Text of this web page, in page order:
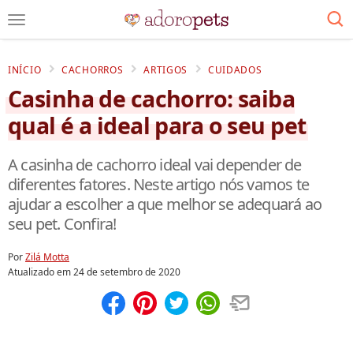
INÍCIO CACHORROS ARTIGOS CUIDADOS
Casinha de cachorro: saiba
qual é a ideal para o seu pet
A casinha de cachorro ideal vai depender de
diferentes fatores. Neste artigo nós vamos te
ajudar a escolher a que melhor se adequará ao
seu pet. Confira!
PorZilá Motta
Atualizado em24 de setembro de 2020